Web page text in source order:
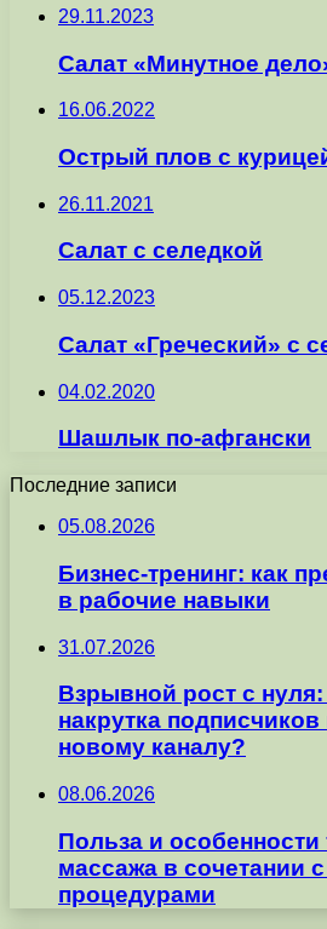
29.11.2023
Салат «Минутное
16.06.2022
Острый плов с
26.11.2021
Салат с селедкой
05.12.2023
Салат «Греческий» с
04.02.2020
Шашлык по-афгански
Последние записи
05.08.2026
Бизнес-тренинг: как
в рабочие навыки
31.07.2026
Взрывной рост с
накрутка
новому каналу?
08.06.2026
Польза и особенности
массажа в сочетании с
процедурами